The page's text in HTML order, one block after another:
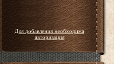
Для добавления необходима
авторизация